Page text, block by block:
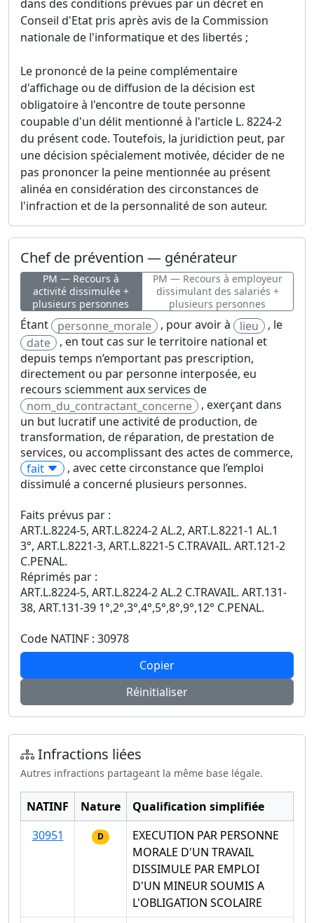
dans des conditions prévues par un décret en
Conseil d'Etat pris après avis de la Commission
nationale de l'informatique et des libertés ;
Le prononcé de la peine complémentaire
d'affichage ou de diffusion de la décision est
obligatoire à l'encontre de toute personne
coupable d'un délit mentionné à l'article L. 8224-2
du présent code. Toutefois, la juridiction peut, par
une décision spécialement motivée, décider de ne
pas prononcer la peine mentionnée au présent
alinéa en considération des circonstances de
l'infraction et de la personnalité de son auteur.
Chef de prévention — générateur
PM — Recours à
activité dissimulée +
plusieurs personnes
PM — Recours à employeur
dissimulant des salariés +
plusieurs personnes
Étant personne_morale , pour avoir à lieu
, le
date
, en tout cas sur le territoire national et
depuis temps n’emportant pas prescription,
directement ou par personne interposée, eu
recours sciemment aux services de
nom_du_contractant_concerne
, exerçant dans
un but lucratif une activité de production, de
transformation, de réparation, de prestation de
services, ou accomplissant des actes de commerce,
fait
, avec cette circonstance que l’emploi
dissimulé a concerné plusieurs personnes.
Faits prévus par :
ART.L.8224-5, ART.L.8224-2 AL.2, ART.L.8221-1 AL.1
3°, ART.L.8221-3, ART.L.8221-5 C.TRAVAIL. ART.121-2
C.PENAL.
Réprimés par :
ART.L.8224-5, ART.L.8224-2 AL.2 C.TRAVAIL. ART.131-
38, ART.131-39 1°,2°,3°,4°,5°,8°,9°,12° C.PENAL.
Code NATINF : 30978
Copier
Réinitialiser
Infractions liées
Autres infractions partageant la même base légale.
NATINF Nature
Qualification simplifiée
30951
D
EXECUTION PAR PERSONNE
MORALE D'UN TRAVAIL
DISSIMULE PAR EMPLOI
D'UN MINEUR SOUMIS A
L'OBLIGATION SCOLAIRE